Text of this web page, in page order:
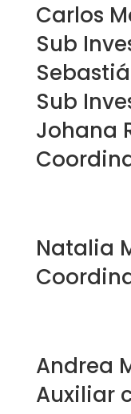
Carlos
Sub
Sub
Johana
Natalia
Andrea
Auxiliar